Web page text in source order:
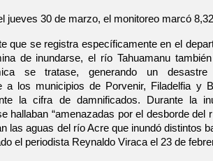
jueves 30 de marzo, el monitoreo marcó
que se registra específicamente en el
de inundarse, el río Tahuamanu
se tratase, generando un desastre
a los municipios de Porvenir, Filadelfia y
la cifra de damnificados. Durante la
hallaban “amenazadas por el desborde del
las aguas del río Acre que inundó distintos
el periodista Reynaldo Viraca el 23 de